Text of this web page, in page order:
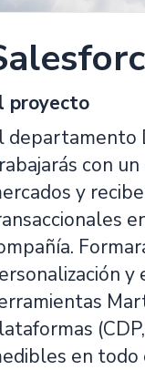
proyecto
departamento
con
y
y
en